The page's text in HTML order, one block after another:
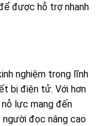
được hỗ trợ nhanh
nghiệm trong lĩnh
bị điện tử. Với hơn
nỗ lực mang đến
đọc nâng cao